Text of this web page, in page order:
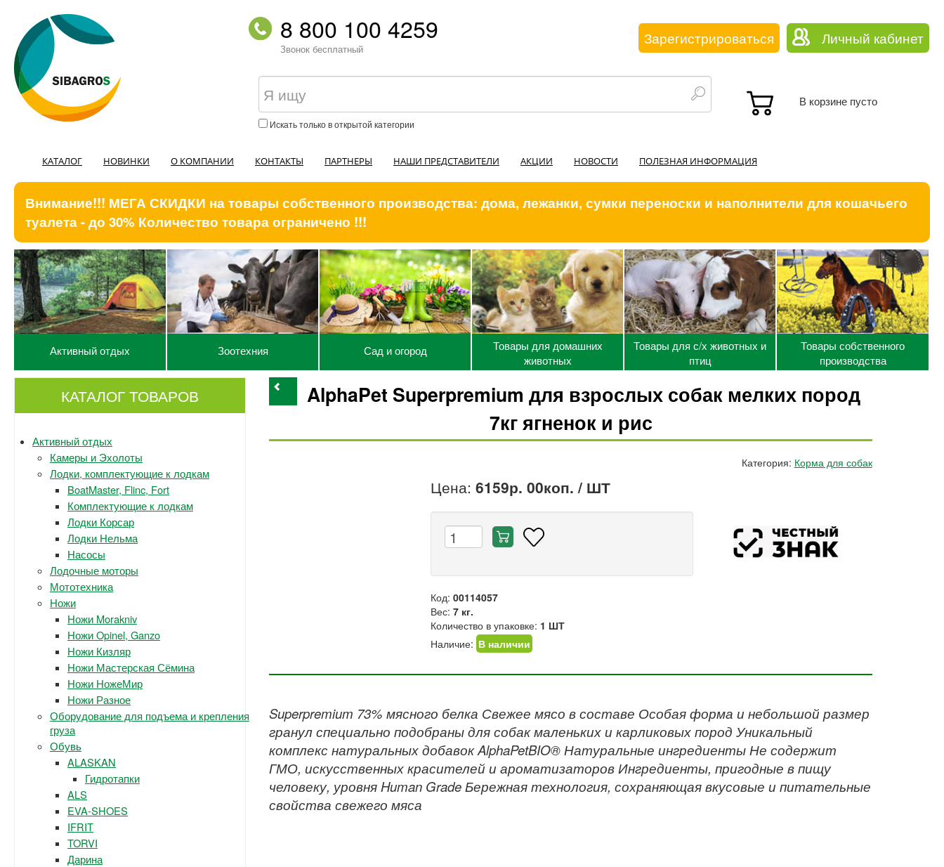
8 800 100 4259
Звонок бесплатный
Зарегистрироваться Личный кабинет
Искать только в открытой категории
В корзине пусто
КАТАЛОГ НОВИНКИ О КОМПАНИИ КОНТАКТЫ ПАРТНЕРЫ НАШИ ПРЕДСТАВИТЕЛИ АКЦИИ НОВОСТИ ПОЛЕЗНАЯ ИНФОРМАЦИЯ
Внимание!!! МЕГА СКИДКИ на товары собственного производства: дома, лежанки, сумки переноски и наполнители для кошачьего
туалета - до 30% Количество товара ограничено !!!
Активный отдых Зоотехния Сад и огород
Товары для домашних
животных
Товары для с/х животных и
птиц
Товары собственного
производства
КАТАЛОГ ТОВАРОВ
Активный отдых
Камеры и Эхолоты
Лодки, комплектующие к лодкам
BoatMaster, Flinc, Fort
Комплектующие к лодкам
Лодки Корсар
Лодки Нельма
Насосы
Лодочные моторы
Мототехника
Ножи
Ножи Morakniv
Ножи Opinel, Ganzo
Ножи Кизляр
Ножи Мастерская Сёмина
Ножи НожеМир
Ножи Разное
Оборудование для подъема и крепления
груза
Обувь
ALASKAN
Гидротапки
ALS
EVA-SHOES
IFRIT
TORVI
Дарина
AlphaPet Superpremium для взрослых собак мелких пород
7кг ягненок и рис
Категория: Корма для собак
Цена:6159р. 00коп. / ШТ
Код:00114057
Вес:7 кг.
Количество в упаковке: 1 ШТ
Наличие: В наличии
Superpremium 73% мясного белка Свежее мясо в составе Особая форма и небольшой размер
гранул специально подобраны для собак маленьких и карликовых пород Уникальный
комплекс натуральных добавок AlphaPetBIO® Натуральные ингредиенты Не содержит
ГМО, искусственных красителей и ароматизаторов Ингредиенты, пригодные в пищу
человеку, уровня Human Grade Бережная технология, сохраняющая вкусовые и питательные
свойства свежего мяса